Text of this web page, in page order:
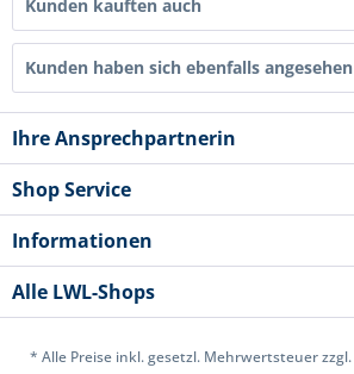
Kunden kauften auch
Kunden haben sich ebenfalls angesehen
Ihre Ansprechpartnerin
Shop Service
Informationen
Alle LWL-Shops
* Alle Preise inkl. gesetzl. Mehrwertsteuer zzgl.